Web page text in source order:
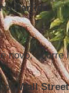
o Partido
novo, ocorre
deWall Street